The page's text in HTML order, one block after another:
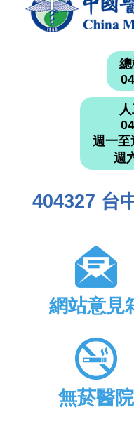
週一
週
404327 台
網站意見
無菸醫院